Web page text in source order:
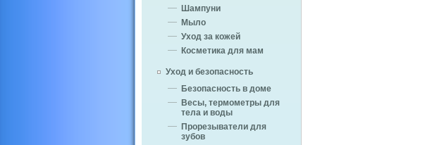
Шампуни
Мыло
Уход за кожей
Косметика для мам
Уход и безопасность
Безопасность в доме
Весы, термометры для
тела и воды
Прорезыватели для
зубов